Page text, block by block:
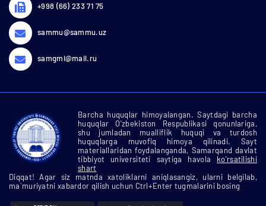
+998 (66) 233 71 75
sammu@sammu.uz
samgmi@mail.ru
Barcha huquqlar himoyalangan. Saytdagi barcha
huquqlar O'zbekiston Respublikasi qonunlariga,
shu jumladan mualliflik huquqi va turdosh
huquqlarga muvofiq himoya qilinadi. Sayt
materiallaridan foydalanganda, Samarqand davlat
tibbiyot universiteti saytiga havola ko'rsatilishi
shart
Diqqat! Agar siz matnda xatoliklarni aniqlasangiz, ularni belgilab,
ma`muriyatni xabardor qilish uchun Ctrl+Enter tugmalarini bosing